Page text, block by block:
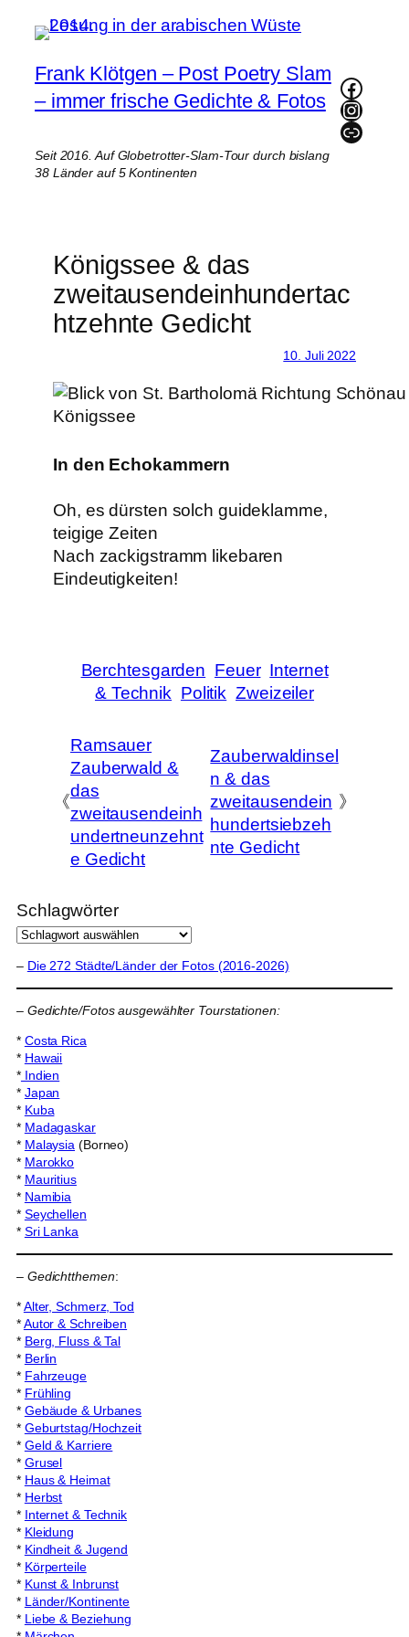
Inhalt
springen
Frank Klötgen – Post Poetry Slam
– immer frische Gedichte & Fotos
Seit 2016. Auf Globetrotter-Slam-Tour durch bislang
38 Länder auf 5 Kontinenten
Link
Königssee & das
zweitausendeinhundertac
htzehnte Gedicht
10. Juli 2022
In den Echokammern
Oh, es dürsten solch guideklamme,
teigige Zeiten
Nach zackigstramm likebaren
Eindeutigkeiten!
Berchtesgarden Feuer Internet
& Technik Politik Zweizeiler
《
Ramsauer
Zauberwald &
das
zweitausendeinh
undertneunzehnt
e Gedicht
Zauberwaldinsel
n & das
zweitausendein
hundertsiebzeh
nte Gedicht
》
Schlagwörter
– Die 272 Städte/Länder der Fotos (2016-2026)
– Gedichte/Fotos ausgewählter Tourstationen:
* Costa Rica
* Hawaii
*Indien
* Japan
* Kuba
* Madagaskar
* Malaysia (Borneo)
* Marokko
* Mauritius
* Namibia
* Seychellen
* Sri Lanka
– Gedichtthemen:
*Alter, Schmerz, Tod
*Autor & Schreiben
* Berg, Fluss & Tal
* Berlin
* Fahrzeuge
* Frühling
* Gebäude & Urbanes
* Geburtstag/Hochzeit
* Geld & Karriere
* Grusel
* Haus & Heimat
* Herbst
* Internet & Technik
* Kleidung
* Kindheit & Jugend
* Körperteile
* Kunst & Inbrunst
* Länder/Kontinente
* Liebe & Beziehung